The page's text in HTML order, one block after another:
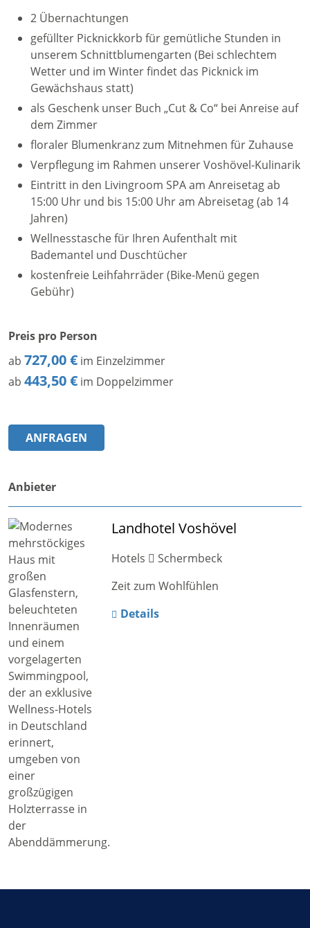
2 Übernachtungen
gefüllter Picknickkorb für gemütliche Stunden in
unserem Schnittblumengarten (Bei schlechtem
Wetter und im Winter findet das Picknick im
Gewächshaus statt)
als Geschenk unser Buch „Cut & Co“ bei Anreise auf
dem Zimmer
floraler Blumenkranz zum Mitnehmen für Zuhause
Verpflegung im Rahmen unserer Voshövel-Kulinarik
Eintritt in den Livingroom SPA am Anreisetag ab
15:00 Uhr und bis 15:00 Uhr am Abreisetag (ab 14
Jahren)
Wellnesstasche für Ihren Aufenthalt mit
Bademantel und Duschtücher
kostenfreie Leihfahrräder (Bike-Menü gegen
Gebühr)
Preis pro Person
ab 727,00 € im Einzelzimmer
ab 443,50 € im Doppelzimmer
ANFRAGEN
Anbieter
Landhotel Voshövel
Hotels
Schermbeck
Zeit zum Wohlfühlen
Details